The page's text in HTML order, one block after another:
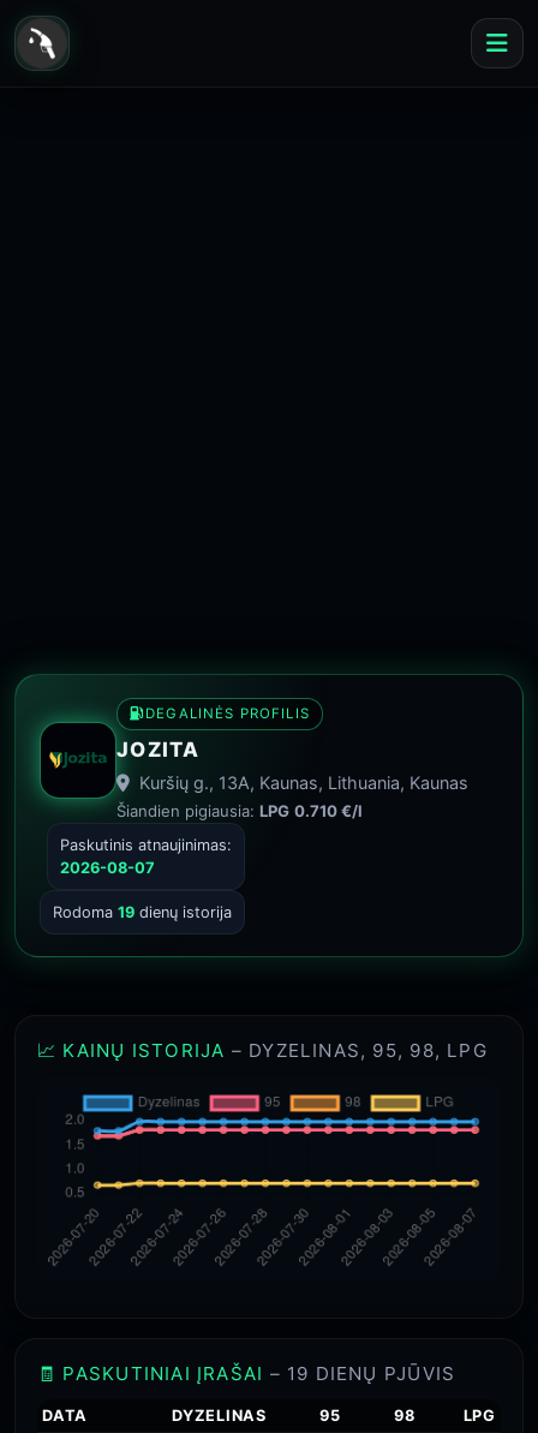
DEGALINĖS PROFILIS
JOZITA
Kuršių g., 13A, Kaunas, Lithuania, Kaunas
Šiandien pigiausia: LPG 0.710 €/l
Paskutinis atnaujinimas:
2026-08-07
Rodoma 19 dienų istorija
📈 KAINŲ ISTORIJA – DYZELINAS, 95, 98, LPG
🧾 PASKUTINIAI ĮRAŠAI – 19 DIENŲ PJŪVIS
DATA DYZELINAS 95 98 LPG